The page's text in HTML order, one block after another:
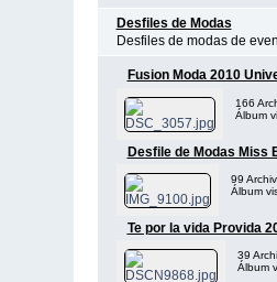
Desfiles de Modas
Desfiles de modas de
Fusion Moda 2010
166
Álbum
Desfile de Modas Miss
99
Álbum
Te por la vida Provida
39
Álbum